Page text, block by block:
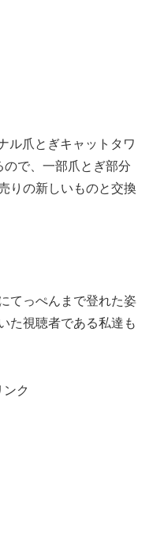
ル爪とぎキャットタワ
で、一部爪とぎ部分
りの新しいものと交換
てっぺんまで登れた姿
た視聴者である私達も
ク